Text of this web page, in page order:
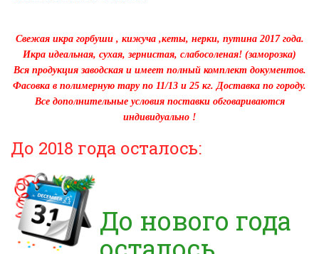
Свежая икра горбуши , кижуча ,кеты, нерки, путина 2017 года.
Икра идеальная, сухая, зернистая, слабосоленая! (заморозка)
Вся продукция заводская и имеет полный комплект документов.
Фасовка в полимерную тару по 11/13 и 25 кг. Доставка по городу.
Все дополнительные условия поставки обговариваются
индивидуально !
До 2018 года осталось:
До нового года